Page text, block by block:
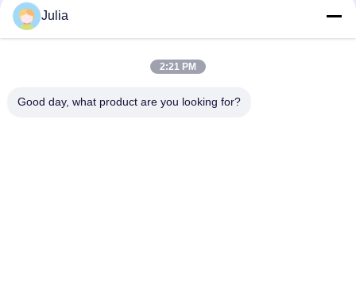
Beliebte Kategorien Alle
Militärsperre
Julia
2:21 PM
Good day, what product are you looking for?